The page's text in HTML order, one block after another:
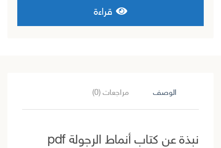
قراءة
الوصف مراجعات (0)
نبذة عن كتاب أنماط الرجولة pdf